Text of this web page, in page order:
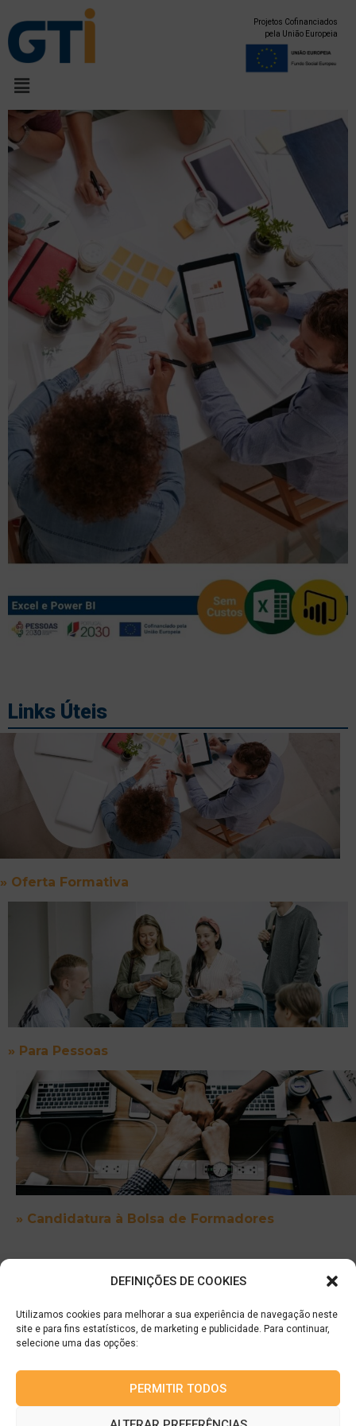
DEFINIÇÕES DE COOKIES
Utilizamos cookies para melhorar a sua experiência de navegação neste
site e para fins estatísticos, de marketing e publicidade. Para continuar,
selecione uma das opções:
PERMITIR TODOS
Projetos Cofinanciados
pela União Europeia
Links Úteis
» Oferta Formativa
» Para Pessoas
» Candidatura à Bolsa de Formadores
GTI – C.F.Q.P. – Centro de Formação e Qualificação Profissional, Lda
NIPC: 510 680 135 | Capital: 5.000 €